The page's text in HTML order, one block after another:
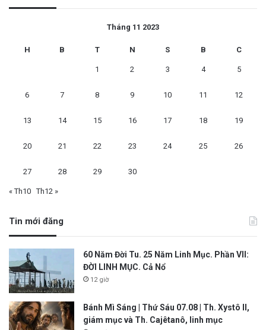
Tháng 11 2023
H B T N S B C
1 2 3 4 5
6 7 8 9 10 11 12
13 14 15 16 17 18 19
20 21 22 23 24 25 26
27 28 29 30
« Th10 Th12 »
Tin mới đăng
60 Năm Đời Tu. 25 Năm Linh Mục. Phần VII:
ĐỜI LINH MỤC. Cả Nổ
12 giờ
Bánh Mì Sáng | Thứ Sáu 07.08 | Th. Xystô II,
giám mục và Th. Cajêtanô, linh mục